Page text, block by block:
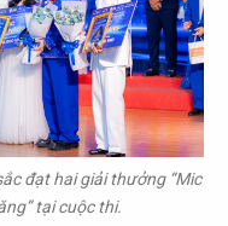
đạt hai giải thưởng “Mic
tại cuộc thi.